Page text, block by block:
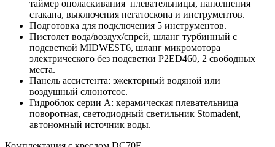
таймер ополаскивания плевательницы, наполнения
стакана, выключения негатоскопа и инструментов.
Подготовка для подключения 5 инструментов.
Пистолет вода/воздух/спрей, шланг турбинный с
подсветкой MIDWEST6, шланг микромотора
электрического без подсветки P2ED460, 2 свободных
места.
Панель ассистента: эжекторный водяной или
воздушный слюнотсос.
Гидроблок серии А: керамическая плевательница
поворотная, светодиодный светильник Stomadent,
автономный источник воды.